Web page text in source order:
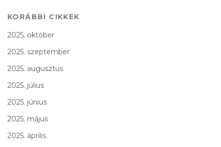
KORÁBBI CIKKEK
2025. október
2025. szeptember
2025. augusztus
2025. július
2025. június
2025. május
2025. április